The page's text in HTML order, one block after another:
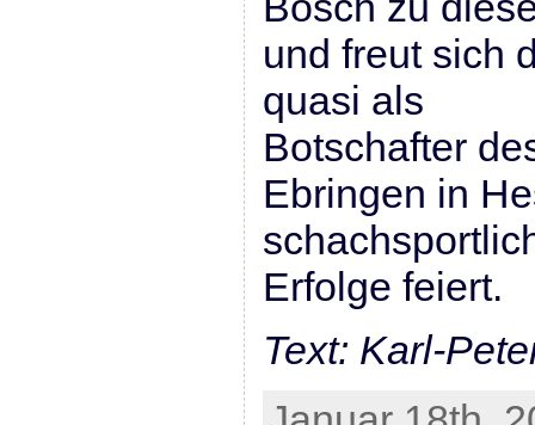
und freut sich
quasi als
Botschafter
Ebringen in
Erfolge feiert.
Text: Karl-